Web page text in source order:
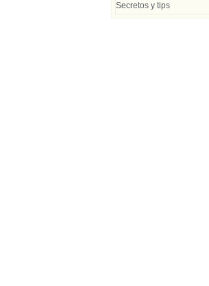
Secretos y tips